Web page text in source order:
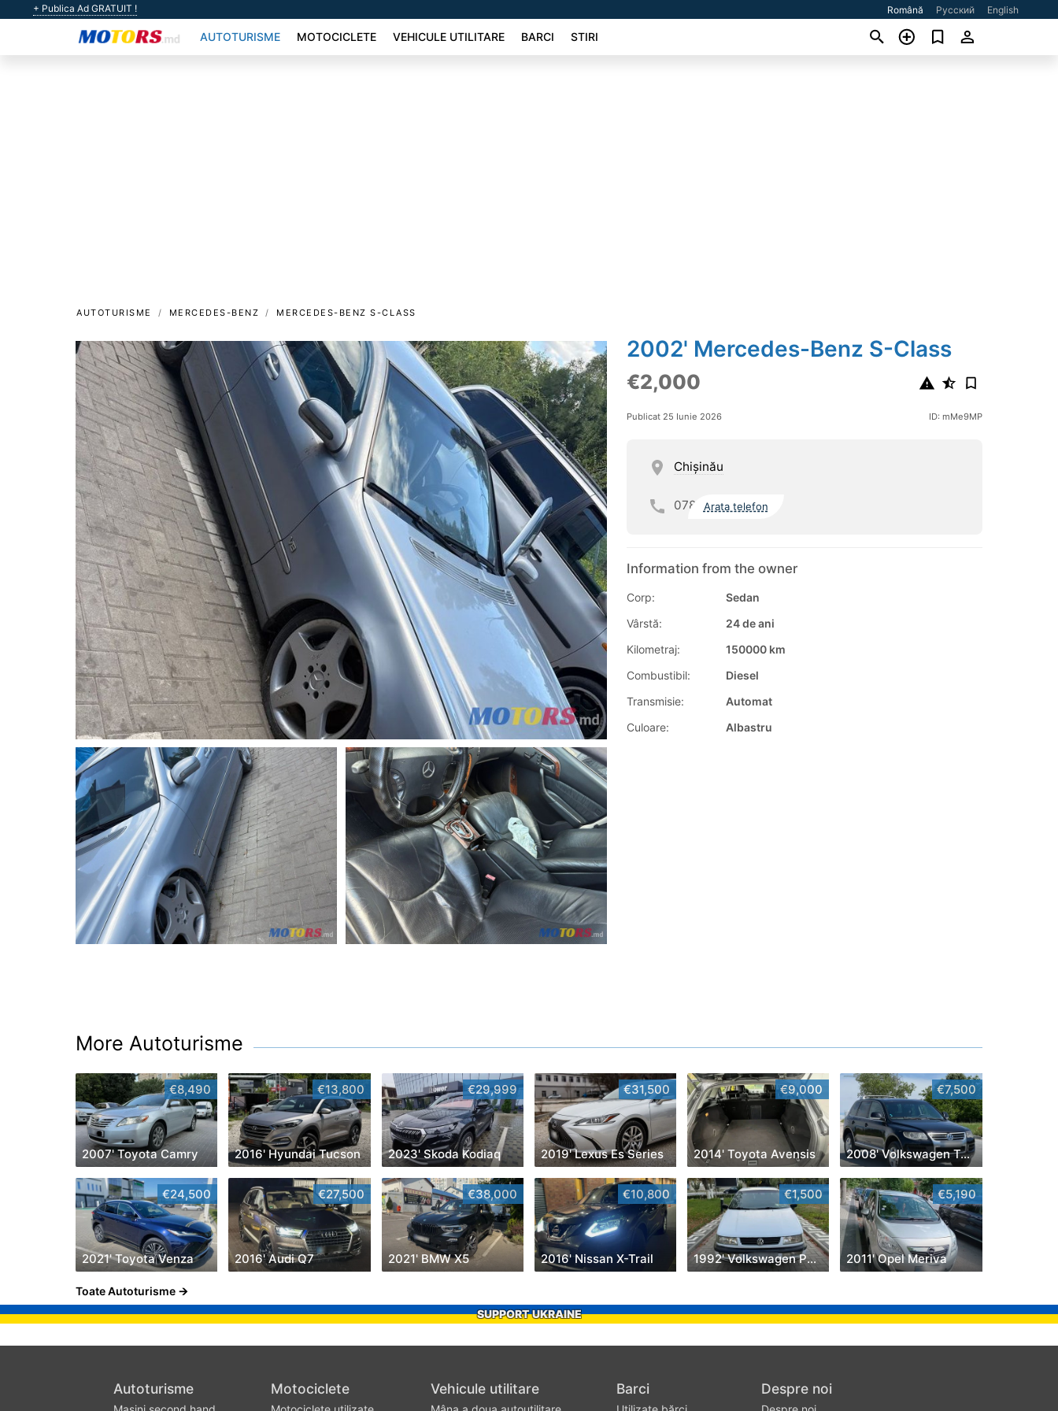
+ Publica Ad GRATUIT ! Română Русский English
AUTOTURISME MOTOCICLETE VEHICULE UTILITARE BARCI STIRI
AUTOTURISME MERCEDES-BENZ MERCEDES-BENZ S-CLASS
2002' Mercedes-Benz S-Class
€2,000
Publicat 25 Iunie 2026 ID: mMe9MP
Chişinău
078 Arata telefon
Information from the owner
Corp:
Sedan
Vârstă:
24 de ani
Kilometraj:
150000 km
Combustibil:
Diesel
Transmisie:
Automat
Culoare:
Albastru
More Autoturisme
€8,490
2007' Toyota Camry
€13,800
2016' Hyundai Tucson
€29,999
2023' Skoda Kodiaq
€31,500
2019' Lexus Es Series
€9,000
2014' Toyota Avensis
€7,500
2008' Volkswagen Touareg
€24,500
2021' Toyota Venza
€27,500
2016' Audi Q7
€38,000
2021' BMW X5
€10,800
2016' Nissan X-Trail
€1,500
1992' Volkswagen Passat
€5,190
2011' Opel Meriva
Toate Autoturisme
SUPPORT UKRAINE
Autoturisme Motociclete Vehicule utilitare Barci Despre noi